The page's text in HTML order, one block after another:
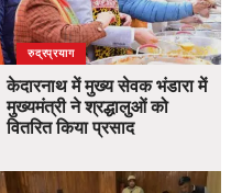
उत्तराखंड
देश
रुद्रप्रयाग
केदारनाथ में मुख्य सेवक भंडारा में
मुख्यमंत्री ने श्रद्धालुओं को
वितरित किया प्रसाद